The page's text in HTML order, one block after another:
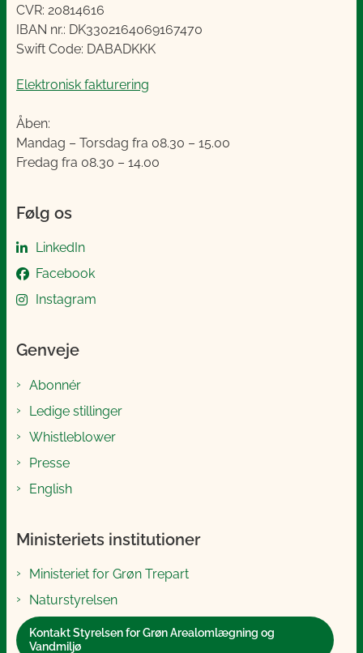
CVR: 20814616
IBAN nr.: DK3302164069167470
Swift Code: DABADKKK
Elektronisk fakturering
Åben:
Mandag – Torsdag fra 08.30 – 15.00
Fredag fra 08.30 – 14.00
Følg os
LinkedIn
Facebook
Instagram
Genveje
Abonnér
Ledige stillinger
Whistleblower
Presse
English
Ministeriets institutioner
Ministeriet for Grøn Trepart
Naturstyrelsen
Kontakt Styrelsen for Grøn Arealomlægning og
Vandmiljø